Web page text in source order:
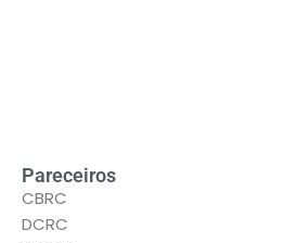
Pareceiros
CBRC
DCRC